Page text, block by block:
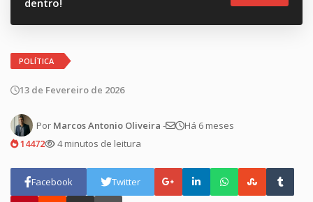
dentro!
POLÍTICA
13 de Fevereiro de 2026
Por Marcos Antonio Oliveira -
Há 6 meses
14472
4 minutos de leitura
Facebook Twitter